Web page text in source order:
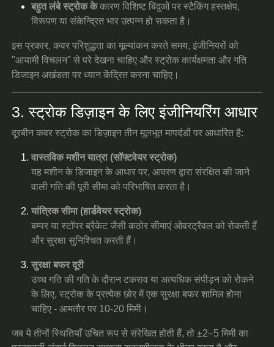
बहुत लंबे स्ट्रोक केकारण विशिष्ट बिंदुओं पर स्टैकिंग हस्तक्षेप,
विरूपण या संकेन्द्रित भार उत्पन्न हो सकता है।
इस प्रकार, कवर परिशुद्धता का मूल्यांकन करते समय, इंजीनियरों को
"आयामी विचलन" से परे देखना चाहिए और स्ट्रोक कार्यक्षमता और गति
डिजाइन अखंडता पर ध्यान केंद्रित करना चाहिए।
3. स्ट्रोक डिज़ाइन के लिए इंजीनियरिंग आधार
दूरबीन कवर स्ट्रोक का डिज़ाइन तीन मूलभूत मापदंडों पर आधारित है:
वास्तविक मशीन यात्रा (सॉफ्टवेयर स्ट्रोक)
यह मशीन के डिजाइन के आधार पर, आवरण द्वारा संरक्षित की जाने
वाली गति की पूरी सीमा को परिभाषित करता है।
यांत्रिक सीमा (हार्डवेयर स्ट्रोक)
बम्पर या स्टॉपर ब्रैकेट जैसी कठोर सीमाएं ओवरट्रैवल को रोकती हैं
और सुरक्षा सुनिश्चित करती हैं।
सुरक्षा बफर दूरी
उच्च गति की गति के दौरान टकराव या अत्यधिक संपीड़न को रोकने
के लिए, स्ट्रोक के प्रत्येक छोर में एक सुरक्षा बफर शामिल होना
चाहिए - आमतौर पर 10-20 मिमी।
जब ये तीनों स्थितियाँ उचित रूप से संरेखित होती हैं, तो ±2–5 मिमी का